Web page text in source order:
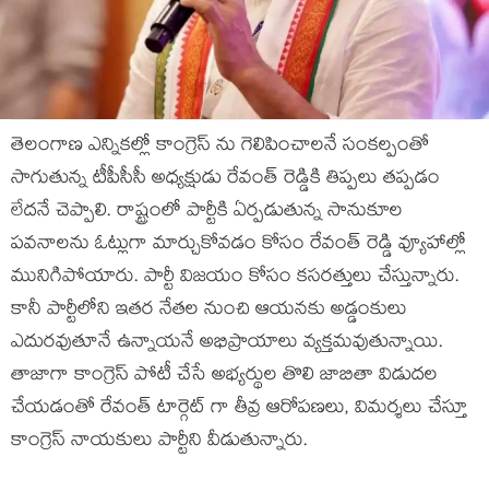
తెలంగాణ ఎన్నికల్లో కాంగ్రెస్ ను గెలిపించాలనే సంకల్పంతో
సాగుతున్న టీపీసీసీ అధ్యక్షుడు రేవంత్ రెడ్డికి తిప్పలు తప్పడం
లేదనే చెప్పాలి. రాష్ట్రంలో పార్టీకి ఏర్పడుతున్న సానుకూల
పవనాలను ఓట్లుగా మార్చుకోవడం కోసం రేవంత్ రెడ్డి వ్యూహాల్లో
మునిగిపోయారు. పార్టీ విజయం కోసం కసరత్తులు చేస్తున్నారు.
కానీ పార్టీలోని ఇతర నేతల నుంచి ఆయనకు అడ్డంకులు
ఎదురవుతూనే ఉన్నాయనే అభిప్రాయాలు వ్యక్తమవుతున్నాయి.
తాజాగా కాంగ్రెస్ పోటీ చేసే అభ్యర్థుల తొలి జాబితా విడుదల
చేయడంతో రేవంత్ టార్గెట్ గా తీవ్ర ఆరోపణలు, విమర్శలు చేస్తూ
కాంగ్రెస్ నాయకులు పార్టీని వీడుతున్నారు.